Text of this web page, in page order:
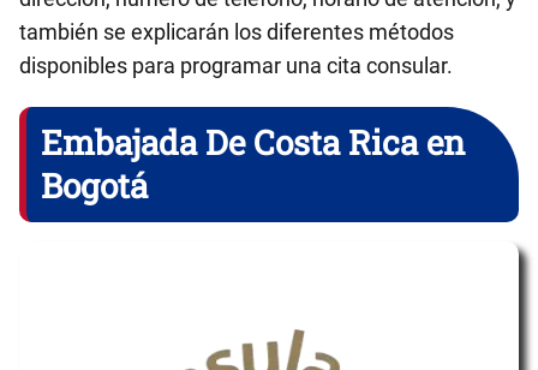
también se explicarán los diferentes métodos
disponibles para programar una cita consular.
Embajada De Costa Rica en
Bogotá